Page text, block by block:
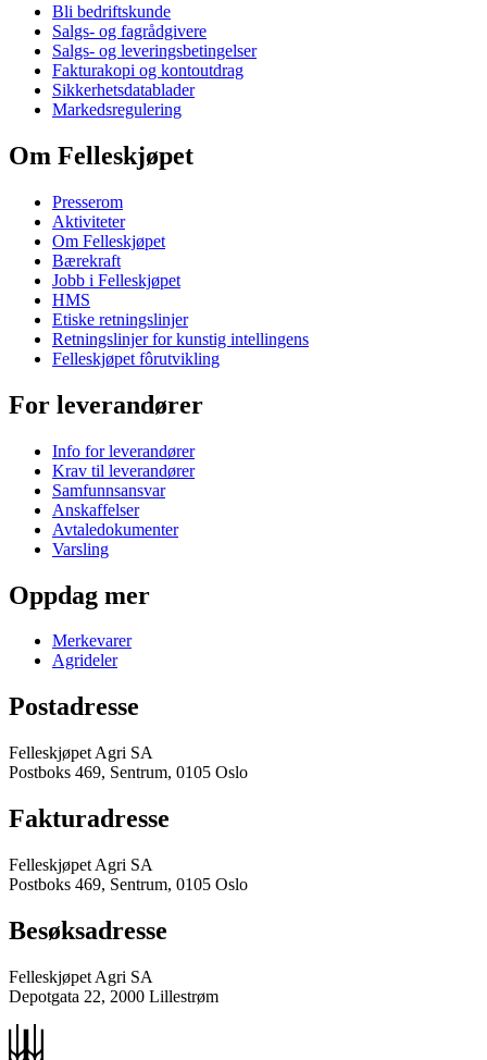
Bli bedriftskunde
Salgs- og fagrådgivere
Salgs- og leveringsbetingelser
Fakturakopi og kontoutdrag
Sikkerhetsdatablader
Markedsregulering
Om Felleskjøpet
Presserom
Aktiviteter
Om Felleskjøpet
Bærekraft
Jobb i Felleskjøpet
HMS
Etiske retningslinjer
Retningslinjer for kunstig intellingens
Felleskjøpet fôrutvikling
For leverandører
Info for leverandører
Krav til leverandører
Samfunnsansvar
Anskaffelser
Avtaledokumenter
Varsling
Oppdag mer
Merkevarer
Agrideler
Postadresse
Felleskjøpet Agri SA
Postboks 469, Sentrum, 0105 Oslo
Fakturadresse
Felleskjøpet Agri SA
Postboks 469, Sentrum, 0105 Oslo
Besøksadresse
Felleskjøpet Agri SA
Depotgata 22, 2000 Lillestrøm